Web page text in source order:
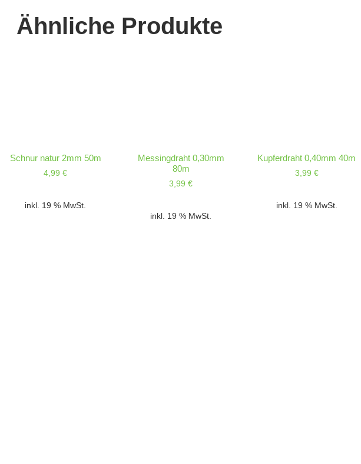
Ähnliche Produkte
Schnur natur 2mm 50m
4,99€
inkl. 19 % MwSt.
Messingdraht 0,30mm
80m
3,99€
inkl. 19 % MwSt.
Kupferdraht 0,40mm 40m
3,99 €
inkl. 19 % MwSt.